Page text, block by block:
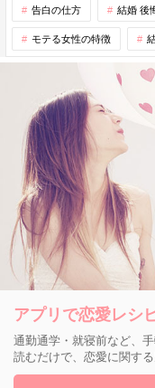
告白の仕方 結婚 後
モテる女性の特徴
アプリで恋愛レシ
通勤通学・就寝前など、
読むだけで、恋愛に関す